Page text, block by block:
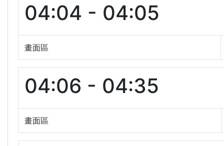
04:04 - 04:05
畫面區
04:06 - 04:35
畫面區